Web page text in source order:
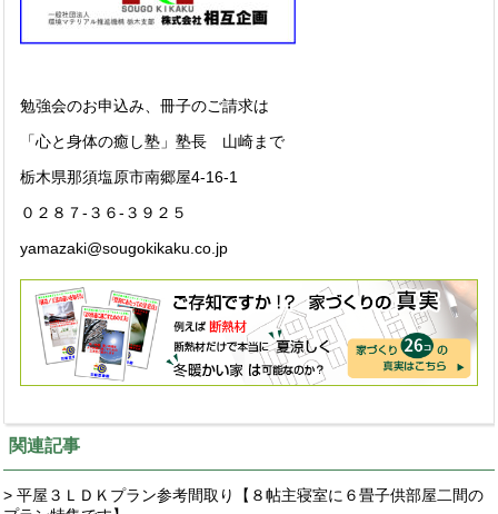
勉強会のお申込み、冊子のご請求は
「心と身体の癒し塾」塾長 山崎まで
栃木県那須塩原市南郷屋4-16-1
０２８７-３６-３９２５
yamazaki@sougokikaku.co.jp
関連記事
> 平屋３ＬＤＫプラン参考間取り【８帖主寝室に６畳子供部屋二間の